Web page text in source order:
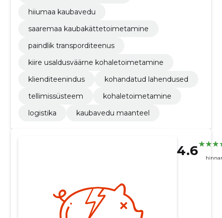
hiiumaa kaubavedu
saaremaa kaubakättetoimetamine
paindlik transporditeenus
kiire usaldusväärne kohaletoimetamine
klienditeenindus
kohandatud lahendused
tellimissüsteem
kohaletoimetamine
logistika
kaubavedu maanteel
4.6